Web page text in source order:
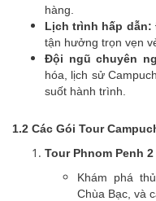
hàng.
Lịch trình hấp dẫn:
tận hưởng trọn vẹn
Đội ngũ chuyên
hóa, lịch sử
suốt hành trình.
1.2 Các Gói Tour
Tour Phnom Penh
Khám phá
Chùa Bạc, và